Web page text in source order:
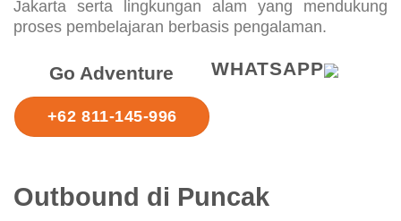
+62 811-145-996
Outbound di Puncak